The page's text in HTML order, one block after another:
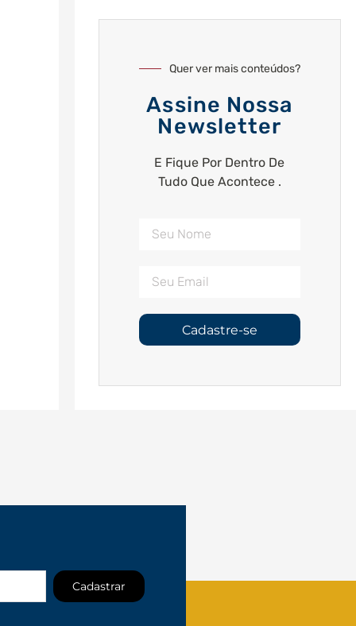
Quer ver mais conteúdos?
Assine Nossa
Newsletter
E Fique Por Dentro De
Tudo Que Acontece .
Cadastre-se
Cadastrar